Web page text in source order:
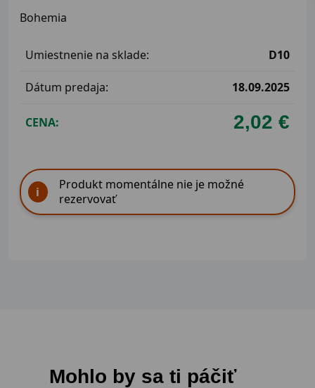
Bohemia
Umiestnenie na sklade: D10
Dátum predaja: 18.09.2025
CENA: 2,02 €
Produkt momentálne nie je možné
rezervovať
Mohlo by sa ti páčiť